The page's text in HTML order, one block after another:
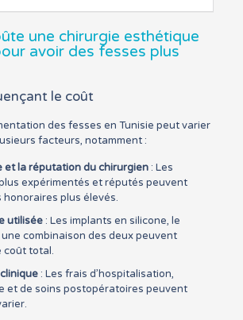
une chirurgie esthétique
avoir des fesses plus
le coût
des fesses en Tunisie peut varier
facteurs, notamment :
et la réputation du chirurgien: Les
expérimentés et réputés peuvent
plus élevés.
utilisée: Les implants en silicone, le
combinaison des deux peuvent
coût total.
: Les frais d’hospitalisation,
et de soins postopératoires peuvent